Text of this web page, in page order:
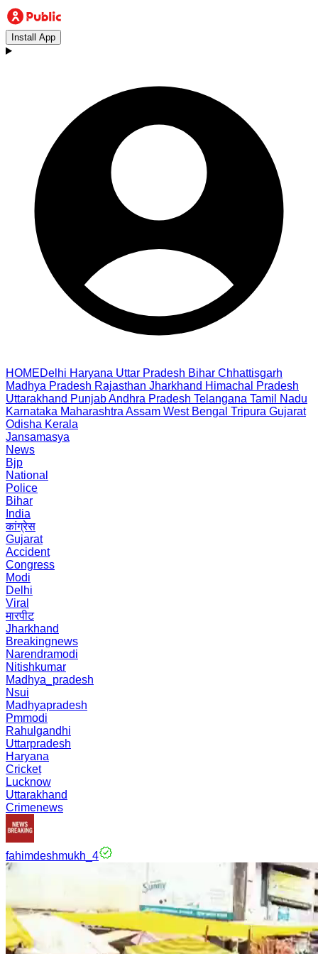
Install App
HOMEDelhi Haryana Uttar Pradesh Bihar Chhattisgarh
Madhya Pradesh Rajasthan Jharkhand Himachal Pradesh
Uttarakhand PunjabAndhra Pradesh Telangana Tamil Nadu
Karnataka Maharashtra Assam West Bengal Tripura Gujarat
Odisha Kerala
Jansamasya
News
Bjp
National
Police
Bihar
India
कांग्रेस
Gujarat
Accident
Congress
Modi
Delhi
Viral
मारपीट
Jharkhand
Breakingnews
Narendramodi
Nitishkumar
Madhya_pradesh
Nsui
Madhyapradesh
Pmmodi
Rahulgandhi
Uttarpradesh
Haryana
Cricket
Lucknow
Uttarakhand
Crimenews
fahimdeshmukh_4